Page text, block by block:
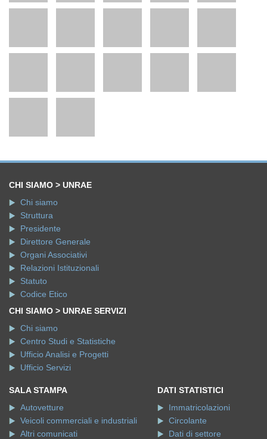
CHI SIAMO > UNRAE
Chi siamo
Struttura
Presidente
Direttore Generale
Organi Associativi
Relazioni Istituzionali
Statuto
Codice Etico
CHI SIAMO > UNRAE SERVIZI
Chi siamo
Centro Studi e Statistiche
Ufficio Analisi e Progetti
Ufficio Servizi
SALA STAMPA
Autovetture
Veicoli commerciali e industriali
Altri comunicati
DATI STATISTICI
Immatricolazioni
Circolante
Dati di settore